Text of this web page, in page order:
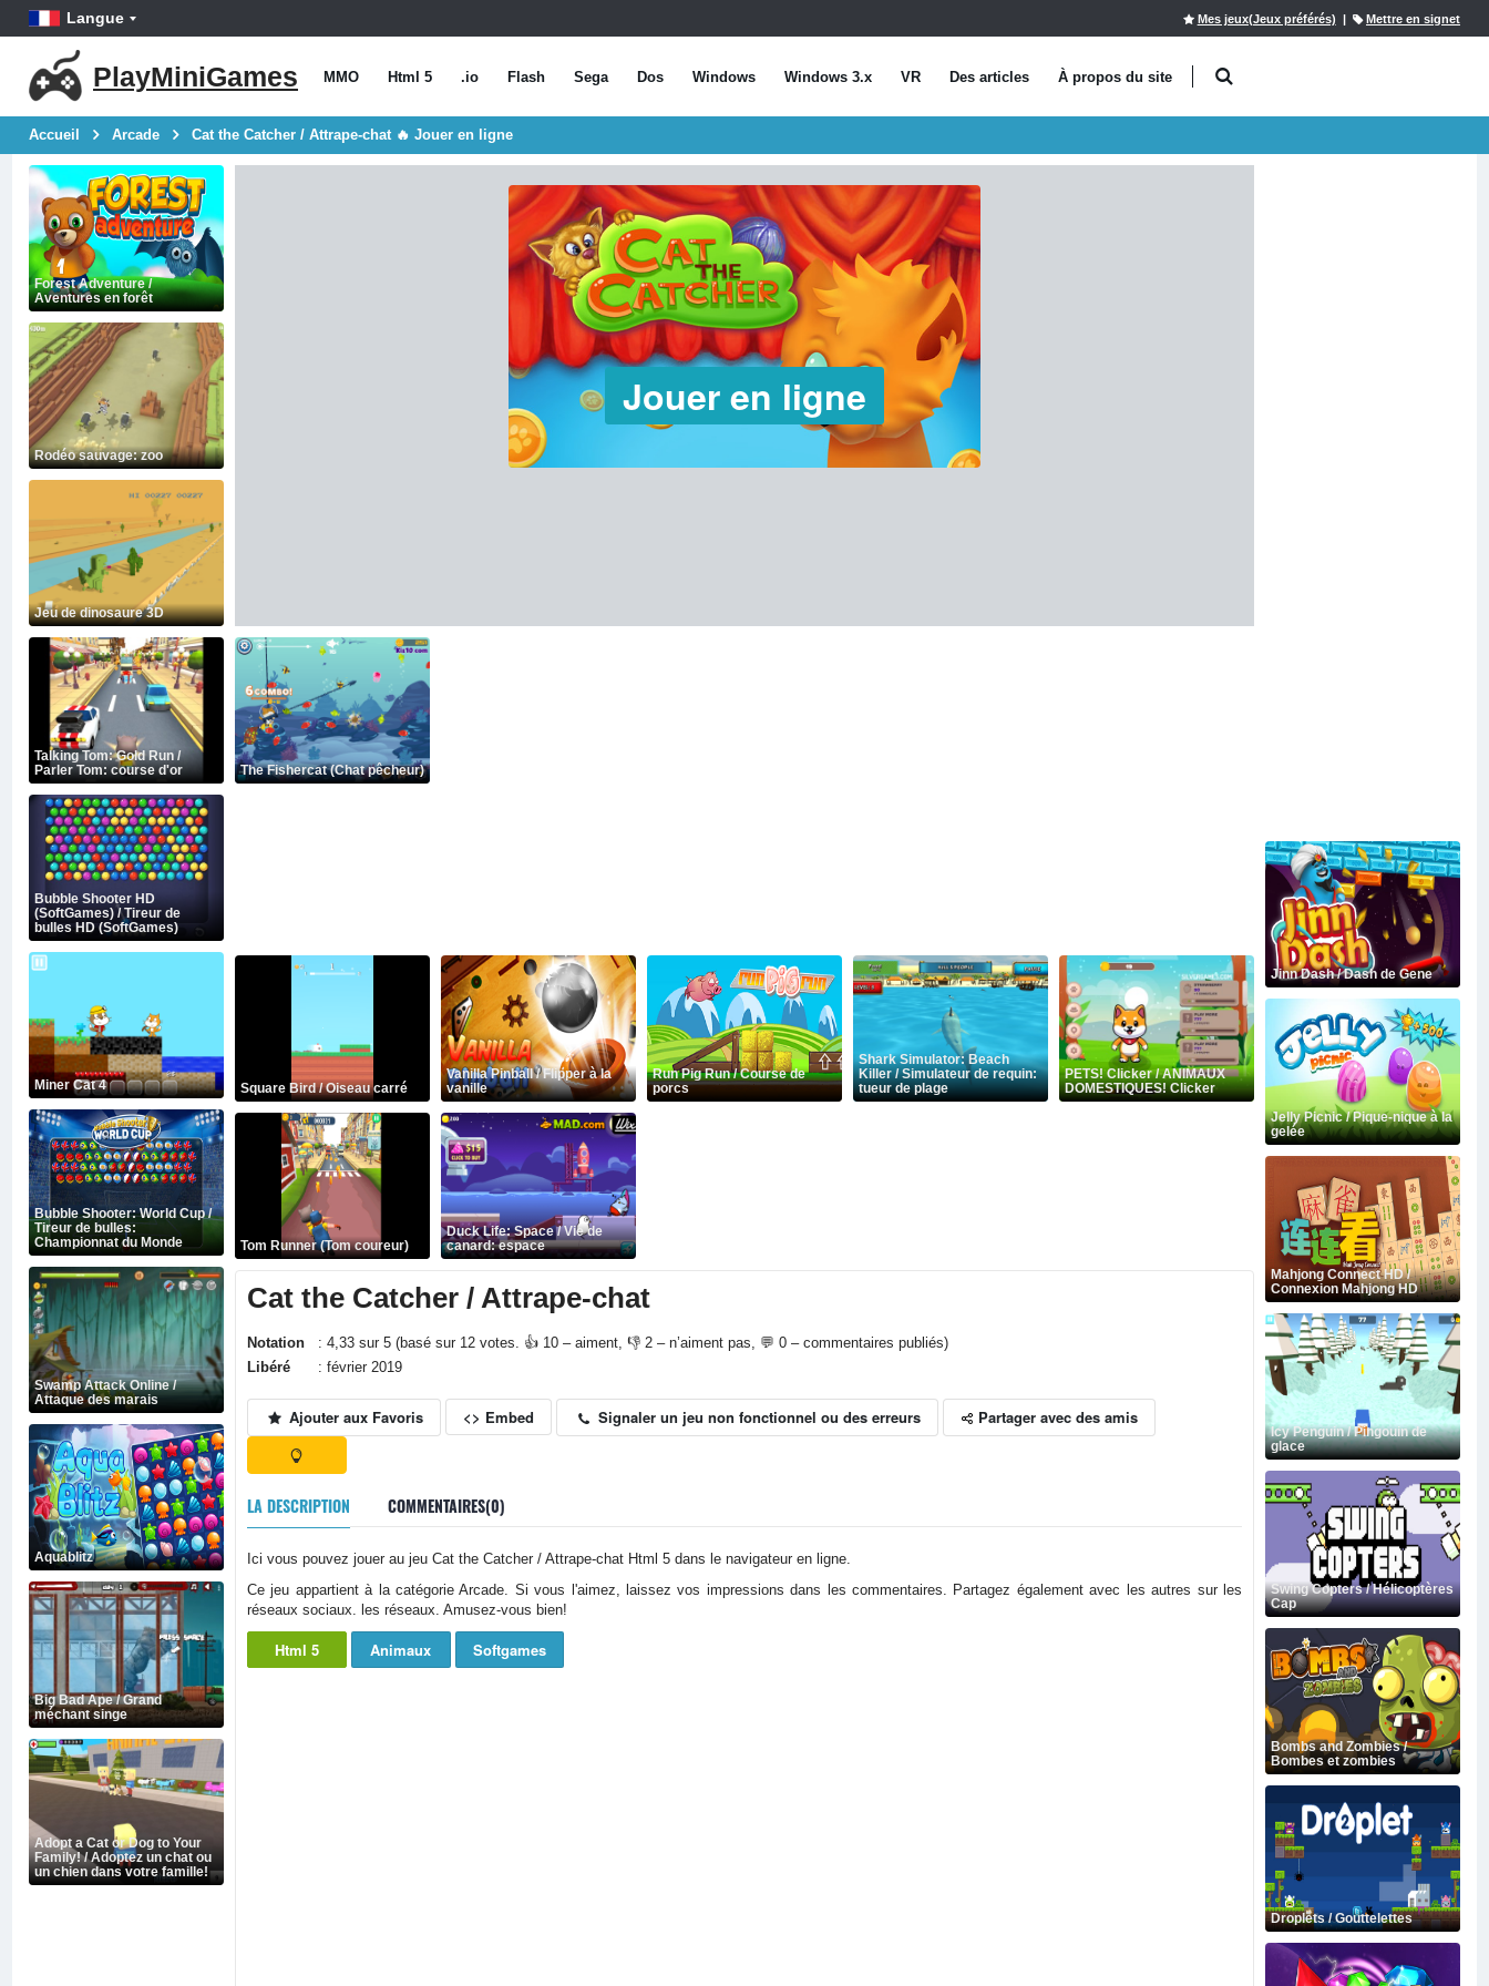
Langue Mes jeux(Jeux préférés) | Mettre en signet
PlayMiniGames MMO Html 5 .io Flash Sega Dos Windows Windows 3.x VR Des articles À propos du site
Accueil Arcade Cat the Catcher / Attrape-chat 🔥 Jouer en ligne
Forest Adventure /
Aventures en forêt
Rodéo sauvage: zoo
Jeu de dinosaure 3D
Talking Tom: Gold Run /
Parler Tom: course d'or
Bubble Shooter HD
(SoftGames) / Tireur de
bulles HD (SoftGames)
Miner Cat 4
Bubble Shooter: World Cup /
Tireur de bulles:
Championnat du Monde
Swamp Attack Online /
Attaque des marais
Aquablitz
Big Bad Ape / Grand
méchant singe
Adopt a Cat or Dog to Your
Family! / Adoptez un chat ou
un chien dans votre famille!
Jouer en ligne
The Fishercat (Chat pêcheur)
Square Bird / Oiseau carré
Vanilla Pinball / Flipper à la
vanille
Run Pig Run / Course de
porcs
Shark Simulator: Beach
Killer / Simulateur de requin:
tueur de plage
PETS! Clicker / ANIMAUX
DOMESTIQUES! Clicker
Tom Runner (Tom coureur)
Duck Life: Space / Vie de
canard: espace
Cat the Catcher / Attrape-chat
Notation
: 4,33 sur 5 (basé sur 12 votes. 👍 10 – aiment, 👎 2 – n’aiment pas, 💬 0 – commentaires publiés)
Libéré
: février 2019
Ajouter aux Favoris <> Embed Signaler un jeu non fonctionnel ou des erreurs Partager avec des amis
LA DESCRIPTION COMMENTAIRES(0)
Ici vous pouvez jouer au jeu Cat the Catcher / Attrape-chat Html 5 dans le navigateur en ligne.
Ce jeu appartient à la catégorie Arcade. Si vous l'aimez, laissez vos impressions dans les commentaires. Partagez également avec les autres sur les
réseaux sociaux. les réseaux. Amusez-vous bien!
Html 5 Animaux Softgames
Jinn Dash / Dash de Gene
Jelly Picnic / Pique-nique à la
gelée
Mahjong Connect HD /
Connexion Mahjong HD
Icy Penguin / Pingouin de
glace
Swing Copters / Hélicoptères
Cap
Bombs and Zombies /
Bombes et zombies
Droplets / Gouttelettes